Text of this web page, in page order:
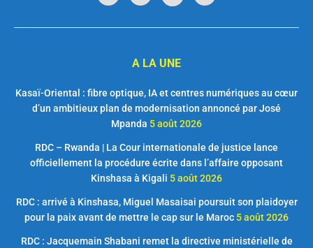
A LA UNE
Kasaï-Oriental : fibre optique, IA et centres numériques au cœur
d’un ambitieux plan de modernisation annoncé par José
Mpanda 5 août 2026
RDC – Rwanda | La Cour internationale de justice lance
officiellement la procédure écrite dans l’affaire opposant
Kinshasa à Kigali 5 août 2026
RDC : arrivé à Kinshasa, Miguel Masaisai poursuit son plaidoyer
pour la paix avant de mettre le cap sur le Maroc 5 août 2026
RDC : Jacquemain Shabani remet la directive ministérielle de